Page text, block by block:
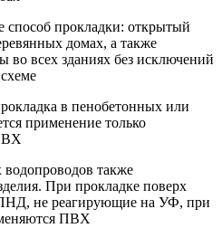
способ прокладки: открытый
домах, а также
во всех зданиях без исключений
в пенобетонных или
применение только
водопроводов также
При прокладке поверх
не реагирующие на УФ, при
ПВХ